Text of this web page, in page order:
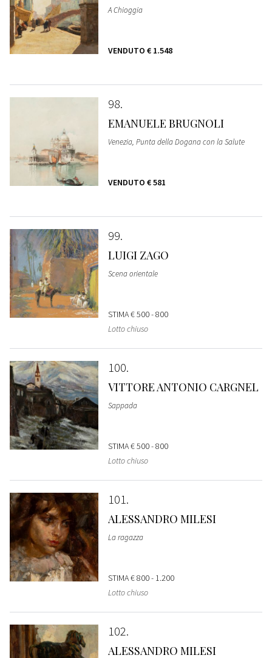
A Chioggia
VENDUTO € 1.548
98
EMANUELE BRUGNOLI
Venezia, Punta della Dogana con la Salute
VENDUTO € 581
99
LUIGI ZAGO
Scena orientale
STIMA€ 500 - 800
Lotto chiuso
100
VITTORE ANTONIO CARGNEL
Sappada
STIMA€ 500 - 800
Lotto chiuso
101
ALESSANDRO MILESI
La ragazza
STIMA€ 800 - 1.200
Lotto chiuso
102
ALESSANDRO MILESI